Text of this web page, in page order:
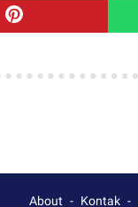
About Kontak